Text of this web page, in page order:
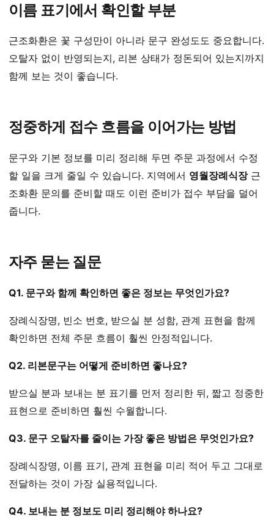
이름 표기에서 확인할 부분
근조화환은 꽃 구성만이 아니라 문구 완성도도 중요합니다.
오탈자 없이 반영되는지, 리본 상태가 정돈되어 있는지까지
함께 보는 것이 좋습니다.
정중하게 접수 흐름을 이어가는 방법
문구와 기본 정보를 미리 정리해 두면 주문 과정에서 수정
할 일을 크게 줄일 수 있습니다. 지역에서 영월장례식장근
조화환 문의를 준비할 때도 이런 준비가 접수 부담을 덜어
줍니다.
자주 묻는 질문
Q1. 문구와 함께 확인하면 좋은 정보는 무엇인가요?
장례식장명, 빈소 번호, 받으실 분 성함, 관계 표현을 함께
확인하면 전체 주문 흐름이 훨씬 안정적입니다.
Q2. 리본문구는 어떻게 준비하면 좋나요?
받으실 분과 보내는 분 표기를 먼저 정리한 뒤, 짧고 정중한
표현으로 준비하면 훨씬 수월합니다.
Q3. 문구 오탈자를 줄이는 가장 좋은 방법은 무엇인가요?
장례식장명, 이름 표기, 관계 표현을 미리 적어 두고 그대로
전달하는 것이 가장 실용적입니다.
Q4. 보내는 분 정보도 미리 정리해야 하나요?